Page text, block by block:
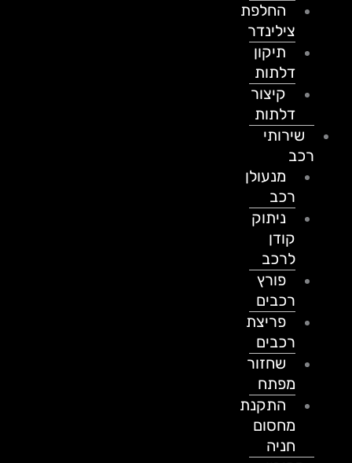
החלפת
צילינדר
תיקון
דלתות
קיצור
דלתות
שירותי
מנעולן
ניתוק
לרכב
פורץ
רכבים
פריצת
רכבים
שחזור
מפתח
התקנת
מחסום
חניה